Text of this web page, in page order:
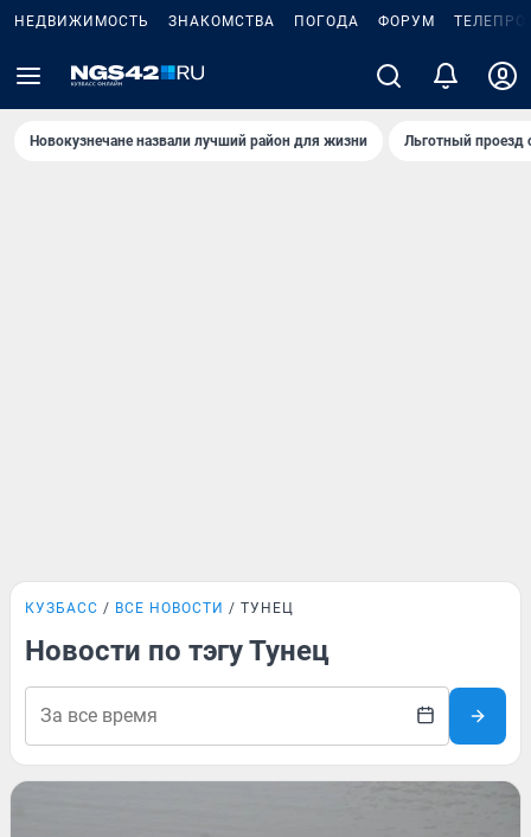
НЕДВИЖИМОСТЬ ЗНАКОМСТВА ПОГОДА ФОРУМ
Новокузнечане назвали лучший район для жизни Льготный проезд
КУЗБАСС ВСЕ НОВОСТИ ТУНЕЦ
Новости по тэгу Тунец